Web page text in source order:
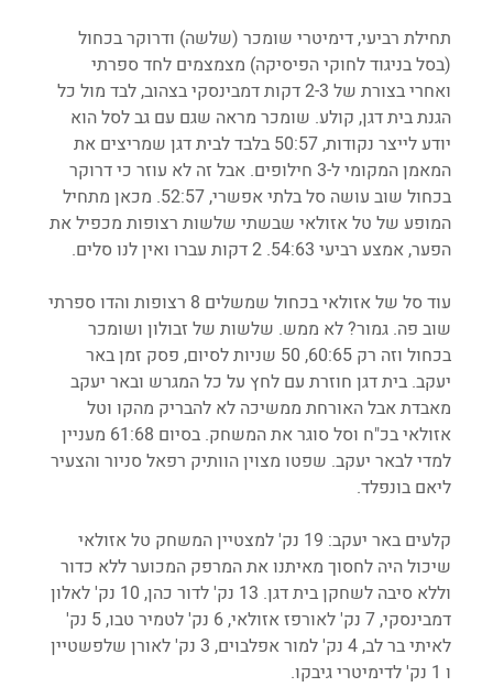
תחילת רביעי, דימיטרי שומכר (שלשה) ודרוקר בכחול
(בסל בניגוד לחוקי הפיסיקה) מצמצמים לחד ספרתי
ואחרי בצורת של 2-3 דקות דמבינסקי בצהוב, לבד מול כל
הגנת בית דגן, קולע. שומכר מראה שגם עם גב לסל הוא
יודע לייצר נקודות, 50:57 בלבד לבית דגן שמריצים את
המאמן המקומי ל-3 חילופים. אבל זה לא עוזר כי דרוקר
בכחול שוב עושה סל בלתי אפשרי, 52:57. מכאן מתחיל
המופע של טל אזולאי שבשתי שלשות רצופות מכפיל את
הפער, אמצע רביעי 54:63. 2 דקות עברו ואין לנו סלים.
עוד סל של אזולאי בכחול שמשלים 8 רצופות והדו ספרתי
שוב פה. גמור? לא ממש. שלשות של זבולון ושומכר
בכחול וזה רק 60:65, 50 שניות לסיום, פסק זמן באר
יעקב. בית דגן חוזרת עם לחץ על כל המגרש ובאר יעקב
מאבדת אבל האורחת ממשיכה לא להבריק מהקו וטל
אזולאי בכ"ח וסל סוגר את המשחק. בסיום 61:68 מעניין
למדי לבאר יעקב. שפטו מצוין הוותיק רפאל סניור והצעיר
ליאם בונפלד.
קלעים באר יעקב: 19 נק' למצטיין המשחק טל אזולאי
שיכול היה לחסוך מאיתנו את המרפק המכוער ללא כדור
וללא סיבה לשחקן בית דגן. 13 נק' לדור כהן, 10 נק' לאלון
דמבינסקי, 7 נק' לאורפז אזולאי, 6 נק' לטמיר טבו, 5 נק'
לאיתי בר לב, 4 נק' למור אפלבוים, 3 נק' לאורן שלפשטיין
ו 1 נק' לדימיטרי גיבקו.